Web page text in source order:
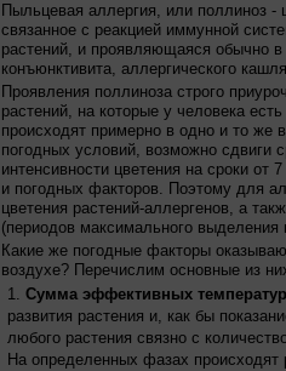
Пыльцевая аллергия, или поллиноз -
связанное с реакцией иммунной
растений, и проявляющаяся обычно
конъюнктивита, аллергического
Проявления поллиноза строго
растений, на которые у человека
происходят примерно в одно и то же
погодных условий, возможно сдвиги
интенсивности цветения на сроки от
и погодных факторов. Поэтому для
цветения растений-аллергенов, а
(периодов максимального
Какие же погодные факторы
воздухе? Перечислим основные из
Сумма эффективных
развития растения и, как бы
любого растения связно с
На определенных фазах происходят